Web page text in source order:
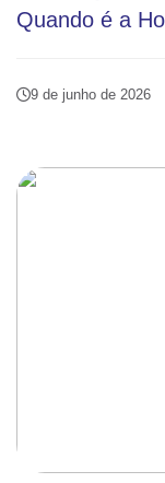
Quando é a
9 de junho de 2026